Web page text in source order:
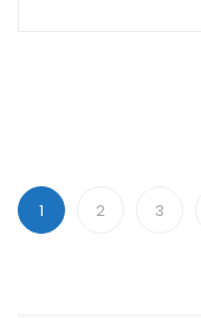
1 2 3